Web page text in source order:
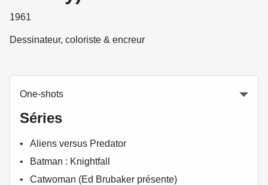
1961
Dessinateur, coloriste & encreur
One-shots
Séries
Aliens versus Predator
Batman : Knightfall
Catwoman (Ed Brubaker présente)